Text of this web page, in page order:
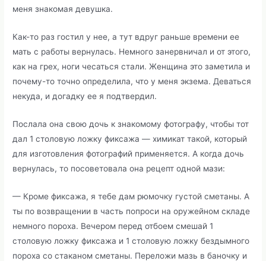
меня знакомая девушка.
Как-то раз гостил у нее, а тут вдруг раньше времени ее
мать с работы вернулась. Немного занервничал и от этого,
как на грех, ноги чесаться стали. Женщина это заметила и
почему-то точно определила, что у меня экзема. Деваться
некуда, и догадку ее я подтвердил.
Послала она свою дочь к знакомому фотографу, чтобы тот
дал 1 столовую ложку фиксажа — химикат такой, который
для изготовления фотографий применяется. А когда дочь
вернулась, то посоветовала она рецепт одной мази:
— Кроме фиксажа, я тебе дам рюмочку густой сметаны. А
ты по возвращении в часть попроси на оружейном складе
немного пороха. Вечером перед отбоем смешай 1
столовую ложку фиксажа и 1 столовую ложку бездымного
пороха со стаканом сметаны. Переложи мазь в баночку и